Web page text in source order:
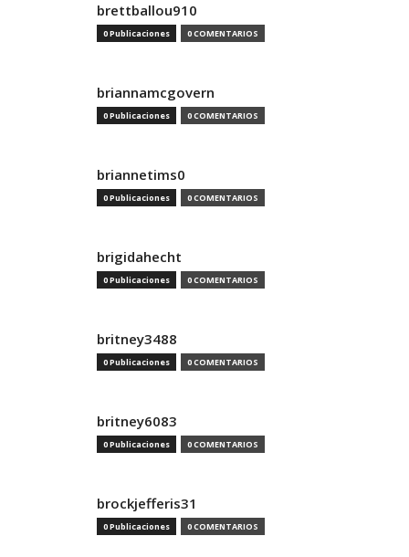
brettballou910
0 Publicaciones 0 COMENTARIOS
briannamcgovern
0 Publicaciones 0 COMENTARIOS
briannetims0
0 Publicaciones 0 COMENTARIOS
brigidahecht
0 Publicaciones 0 COMENTARIOS
britney3488
0 Publicaciones 0 COMENTARIOS
britney6083
0 Publicaciones 0 COMENTARIOS
brockjefferis31
0 Publicaciones 0 COMENTARIOS